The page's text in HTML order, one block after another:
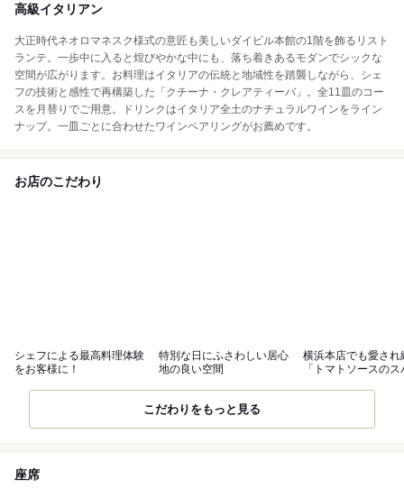
高級イタリアン
大正時代ネオロマネスク様式の意匠も美しいダイビル本館の1階を飾るリスト
ランテ。一歩中に入ると煌びやかな中にも、落ち着きあるモダンでシックな
空間が広がります。お料理はイタリアの伝統と地域性を踏襲しながら、シェ
フの技術と感性で再構築した「クチーナ・クレアティーバ」。全11皿のコー
スを月替りでご用意。ドリンクはイタリア全土のナチュラルワインをライン
ナップ。一皿ごとに合わせたワインペアリングがお薦めです。
お店のこだわり
シェフによる最高料理体験
をお客様に！
特別な日にふさわしい居心
地の良い空間
横浜本店でも愛され
「トマトソースの
こだわりをもっと見る
座席